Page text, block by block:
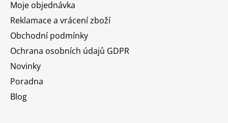
Moje objednávka
Reklamace a vrácení zboží
Obchodní podmínky
Ochrana osobních údajů GDPR
Novinky
Poradna
Blog